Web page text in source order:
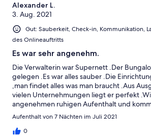
Alexander L.
3. Aug. 2021
Gut: Sauberkeit, Check-in, Kommunikation,
des Onlineauftritts
Es war sehr angenehm.
Die Verwalterin war Supernett .Der
gelegen .Es war alles sauber .Die
,man findet alles was man braucht .Aus
vielen Unternehmungen liegt er perfekt
angenehmen ruhigen Aufenthalt und
wieder .Ganz liebe Grüße
Aufenthalt von 7 Nächten im Juli 2021
0